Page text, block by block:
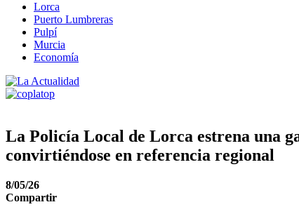
Lorca
Puerto Lumbreras
Pulpí
Murcia
Economía
La Policía Local de Lorca estrena una
convirtiéndose en referencia regional
8/05/26
Compartir